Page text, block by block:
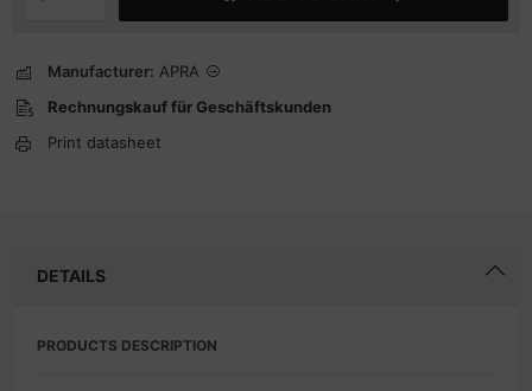
Manufacturer: APRA
Rechnungskauf für Geschäftskunden
Print datasheet
DETAILS
PRODUCTS DESCRIPTION